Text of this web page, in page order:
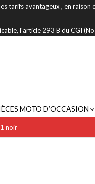
tarifs avantageux , en
l'article 293 B du CGI
MOTO D’OCCASION
noir